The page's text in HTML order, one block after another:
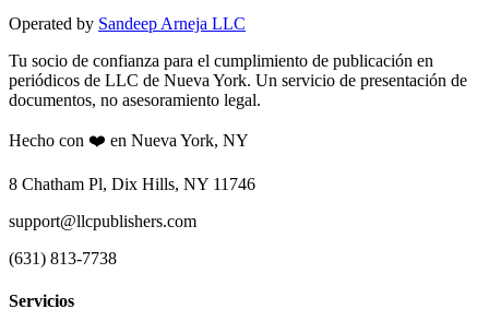
Operated by Sandeep Arneja LLC
Tu socio de confianza para el cumplimiento de publicación en
periódicos de LLC de Nueva York. Un servicio de presentación de
documentos, no asesoramiento legal.
Hecho con ❤️ en Nueva York, NY
8 Chatham Pl, Dix Hills, NY 11746
support@llcpublishers.com
(631) 813-7738
Servicios